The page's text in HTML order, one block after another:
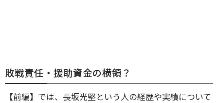
敗戦責任・援助資金の横領？
【前編】では、長坂光堅という人の経歴や実績について